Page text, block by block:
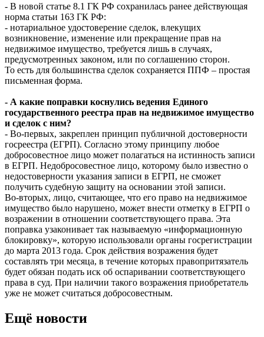
- В новой статье 8.1 ГК РФ сохранилась ранее действующая
норма статьи 163 ГК РФ:
- нотариальное удостоверение сделок, влекущих
возникновение, изменение или прекращение прав на
недвижимое имущество, требуется лишь в случаях,
предусмотренных законом, или по соглашению сторон.
То есть для большинства сделок сохраняется ППФ – простая
письменная форма.
- А какие поправки коснулись ведения Единого
государственного реестра прав на недвижимое имущество
и сделок с ним?
- Во-первых, закреплен принцип публичной достоверности
госреестра (ЕГРП). Согласно этому принципу любое
добросовестное лицо может полагаться на истинность записи
в ЕГРП. Недобросовестное лицо, которому было известно о
недостоверности указания записи в ЕГРП, не сможет
получить судебную защиту на основании этой записи.
Во-вторых, лицо, считающее, что его право на недвижимое
имущество было нарушено, может внести отметку в ЕГРП о
возражении в отношении соответствующего права. Эта
поправка узаконивает так называемую «информационную
блокировку», которую использовали органы госрегистрации
до марта 2013 года. Срок действия возражения будет
составлять три месяца, в течение которых правопритязатель
будет обязан подать иск об оспаривании соответствующего
права в суд. При наличии такого возражения приобретатель
уже не может считаться добросовестным.
Ещё новости